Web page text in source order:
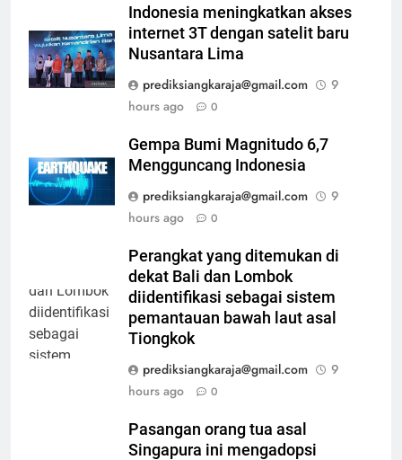
Indonesia meningkatkan akses
internet 3T dengan satelit baru
Nusantara Lima
prediksiangkaraja@gmail.com
9
hours ago
0
Gempa Bumi Magnitudo 6,7
Mengguncang Indonesia
prediksiangkaraja@gmail.com
9
hours ago
0
Perangkat yang ditemukan di
dekat Bali dan Lombok
diidentifikasi sebagai sistem
pemantauan bawah laut asal
Tiongkok
prediksiangkaraja@gmail.com
9
hours ago
0
Pasangan orang tua asal
Singapura ini mengadopsi